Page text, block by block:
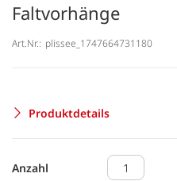
Faltvorhänge
Art.Nr.: plissee_1747664731180
Produktdetails
Anzahl